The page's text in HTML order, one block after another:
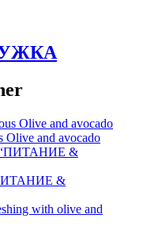
Olive and avocado
&